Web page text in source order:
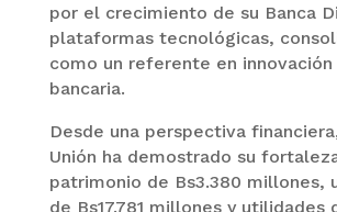
por el crecimiento de su Banca
plataformas tecnológicas,
como un referente en
bancaria.
Desde una perspectiva
Unión ha demostrado su
patrimonio de Bs3.380 millones,
de Bs17.781 millones y utilidades